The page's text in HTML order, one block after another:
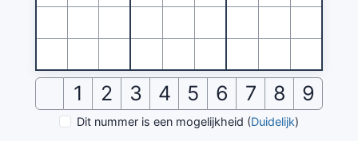
1 2 3 4 5 6 7 8 9
Dit nummer is een mogelijkheid (Duidelijk)